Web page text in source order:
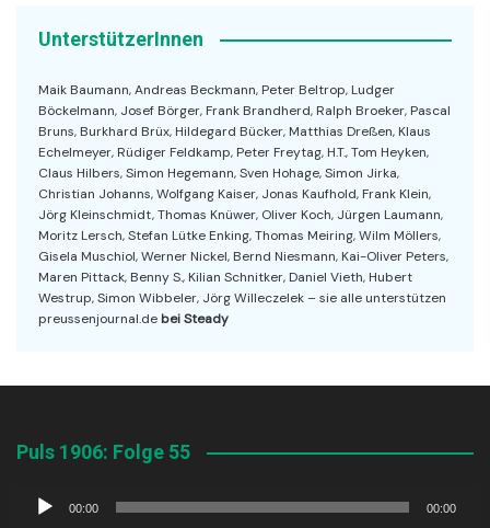
UnterstützerInnen
Maik Baumann, Andreas Beckmann, Peter Beltrop, Ludger
Böckelmann, Josef Börger, Frank Brandherd, Ralph Broeker, Pascal
Bruns, Burkhard Brüx, Hildegard Bücker, Matthias Dreßen, Klaus
Echelmeyer, Rüdiger Feldkamp, Peter Freytag, H.T., Tom Heyken,
Claus Hilbers, Simon Hegemann, Sven Hohage, Simon Jirka,
Christian Johanns, Wolfgang Kaiser, Jonas Kaufhold, Frank Klein,
Jörg Kleinschmidt, Thomas Knüwer, Oliver Koch, Jürgen Laumann,
Moritz Lersch, Stefan Lütke Enking, Thomas Meiring, Wilm Möllers,
Gisela Muschiol, Werner Nickel, Bernd Niesmann, Kai-Oliver Peters,
Maren Pittack, Benny S., Kilian Schnitker, Daniel Vieth, Hubert
Westrup, Simon Wibbeler, Jörg Willeczelek – sie alle unterstützen
preussenjournal.de bei Steady
Puls 1906: Folge 55
Audio-
00:00 00:00